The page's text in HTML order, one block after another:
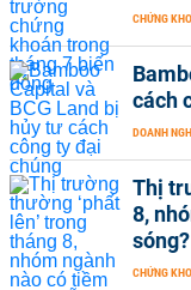
CHỨNG
cách
DOANH
Thị
8,
sóng?
CHỨNG